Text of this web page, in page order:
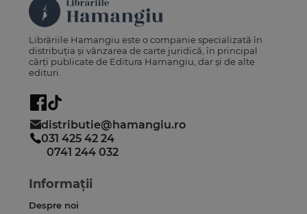
Librăriile Hamangiu este o companie specializată în
distribuția și vânzarea de carte juridică, în principal
cărți publicate de Editura Hamangiu, dar și de alte
edituri.
distributie@hamangiu.ro
031 425 42 24
0741 244 032
Informații
Despre noi